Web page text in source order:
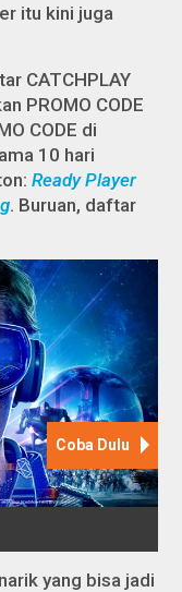
itu kini juga
CATCHPLAY
PROMO CODE
CODE di
10 hari
Ready Player
. Buruan, daftar
yang bisa jadi